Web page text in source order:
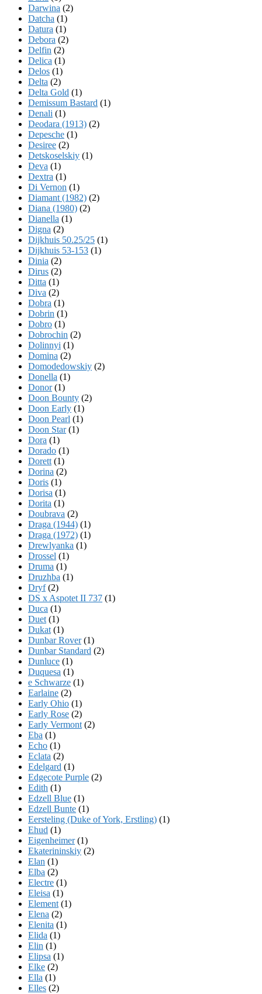
Darwina (2)
Datcha (1)
Datura (1)
Debora (2)
Delfin (2)
Delica (1)
Delos (1)
Delta (2)
Delta Gold (1)
Demissum Bastard (1)
Denali (1)
Deodara (1913) (2)
Depesche (1)
Desiree (2)
Detskoselskiy (1)
Deva (1)
Dextra (1)
Di Vernon (1)
Diamant (1982) (2)
Diana (1980) (2)
Dianella (1)
Digna (2)
Dijkhuis 50.25/25 (1)
Dijkhuis 53-153 (1)
Dinia (2)
Dirus (2)
Ditta (1)
Diva (2)
Dobra (1)
Dobrin (1)
Dobro (1)
Dobrochin (2)
Dolinnyi (1)
Domina (2)
Domodedowskiy (2)
Donella (1)
Donor(1)
Doon Bounty (2)
Doon Early (1)
Doon Pearl (1)
Doon Star(1)
Dora (1)
Dorado (1)
Dorett (1)
Dorina (2)
Doris (1)
Dorisa (1)
Dorita (1)
Doubrava (2)
Draga (1944) (1)
Draga (1972) (1)
Drewlyanka (1)
Drossel (1)
Druma (1)
Druzhba (1)
Dryf(2)
DS x Aspotet II 737 (1)
Duca (1)
Duet (1)
Dukat (1)
Dunbar Rover(1)
Dunbar Standard (2)
Dunluce (1)
Duquesa (1)
e Schwarze (1)
Earlaine (2)
Early Ohio (1)
Early Rose (2)
Early Vermont (2)
Eba (1)
Echo (1)
Eclata (2)
Edelgard (1)
Edgecote Purple (2)
Edith (1)
Edzell Blue (1)
Edzell Bunte (1)
Eersteling (Duke of York, Erstling) (1)
Ehud (1)
Eigenheimer(1)
Ekaterininskiy (2)
Elan (1)
Elba (2)
Electre (1)
Eleisa (1)
Element (1)
Elena (2)
Elenita (1)
Elida (1)
Elin (1)
Elipsa (1)
Elke (2)
Ella (1)
Elles (2)